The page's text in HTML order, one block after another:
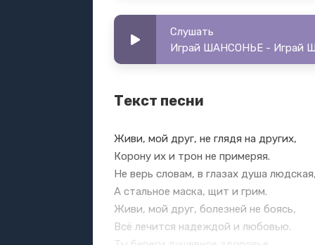
Слушать
Играй ШАНСОНЬЕ - Играй
Текст песни
Живи, мой друг, не глядя на других,
Корону их и трон не примеряя.
Не верь словам, в глазах душа людская,
А стальное маска, щит и грим.
Живи, мой друг, болезней не боясь,
Всё лечится надеждой и любовью.